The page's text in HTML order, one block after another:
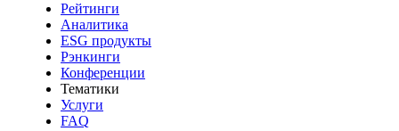
Рейтинги
Аналитика
ESG продукты
Рэнкинги
Конференции
Тематики
Услуги
FAQ